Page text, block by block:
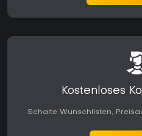
Kostenloses
Schalte Wunschlisten,